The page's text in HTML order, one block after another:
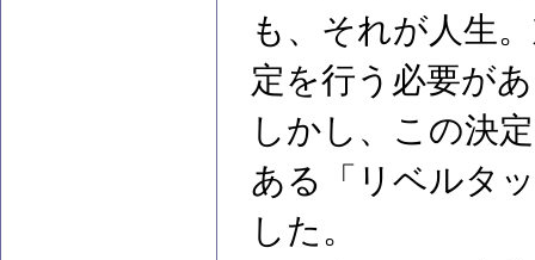
も、それが人生
定を行う必要が
しかし、この決
ある「リベルタ
した。